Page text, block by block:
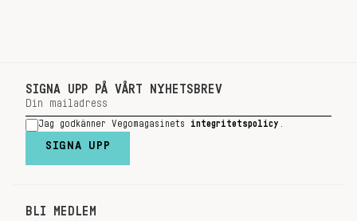
SIGNA UPP PÅ VÅRT NYHETSBREV
Jag godkänner Vegomagasinets integritetspolicy
SIGNA UPP
BLI MEDLEM